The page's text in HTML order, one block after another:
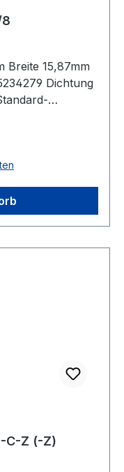
8
Breite 15,87mm
Dichtung
°C Außenring
C-Z (-Z)